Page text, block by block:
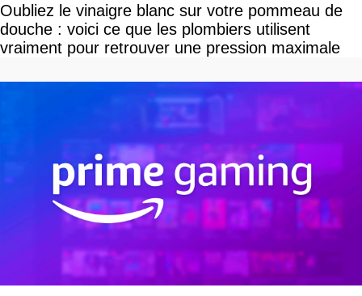
Oubliez le vinaigre blanc sur votre pommeau de
douche : voici ce que les plombiers utilisent
vraiment pour retrouver une pression maximale